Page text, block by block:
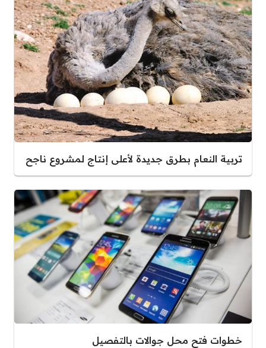
تربية النعام بطرق جديدة لأعلى إنتاج لمشروع ناجح
خطوات فتح محل جوالات بالتفصيل